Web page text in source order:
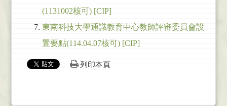
(1131002核可) [CIP]
東南科技大學通識教育中心教師評審委員會設
置要點(114.04.07核可) [CIP]
列印本頁